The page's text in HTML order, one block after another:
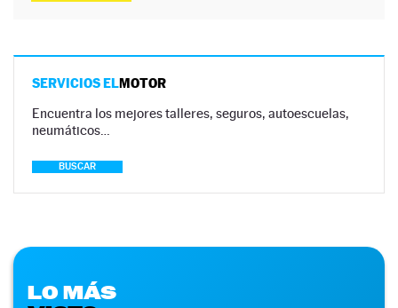
SERVICIOS ELMOTOR
Encuentra los mejores talleres, seguros, autoescuelas,
neumáticos…
BUSCAR
LO MÁS